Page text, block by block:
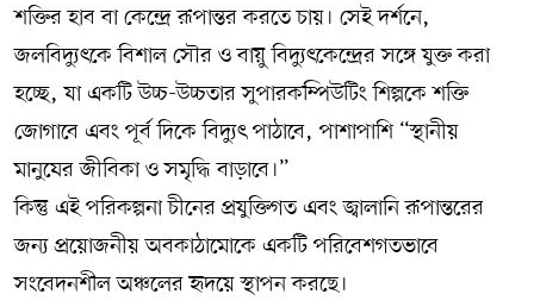
শক্তির হাব বা কেন্দ্রে রূপান্তর করতে চায়। সেই দর্শনে,
জলবিদ্যুৎকে বিশাল সৌর ও বায়ু বিদ্যুৎকেন্দ্রের সঙ্গে যুক্ত করা
হচ্ছে, যা একটি উচ্চ-উচ্চতার সুপারকম্পিউটিং শিল্পকে শক্তি
জোগাবে এবং পূর্ব দিকে বিদ্যুৎ পাঠাবে, পাশাপাশি “স্থানীয়
মানুষের জীবিকা ও সমৃদ্ধি বাড়াবে।”
কিন্তু এই পরিকল্পনা চীনের প্রযুক্তিগত এবং জ্বালানি রূপান্তরের
জন্য প্রয়োজনীয় অবকাঠামোকে একটি পরিবেশগতভাবে
সংবেদনশীল অঞ্চলের হৃদয়ে স্থাপন করছে।